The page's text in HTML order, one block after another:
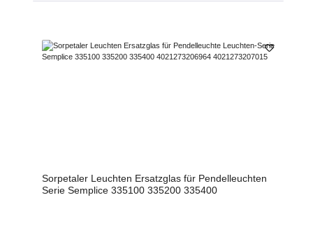
Sorpetaler Leuchten Ersatzglas für Pendelleuchten
Serie Semplice 335100 335200 335400